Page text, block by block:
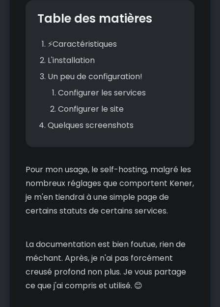
Table des matières
⚡Caractéristiques
L'installation
Un peu de configuration!
Configurer les services
Configurer le site
Quelques screenshots
Pour mon usage, le self-hosting, malgré les
nombreux réglages que comportent Kener,
je m'en tiendrai à une simple page de
certains statuts de certains services.
La documentation est bien foutue, rien de
méchant. Après, je n'ai pas forcément
creusé profond non plus. Je vous partage
ce que j'ai compris et utilisé. 😊